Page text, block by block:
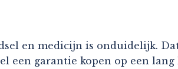
en medicijn is onduidelijk.
een garantie kopen op een